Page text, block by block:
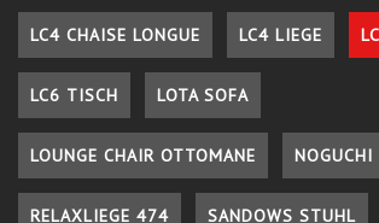
LC4 CHAISE LONGUE LC4 LIEGE
LC6 TISCH LOTA SOFA
LOUNGE CHAIR OTTOMANE NOGUCHI
RELAXLIEGE 474 SANDOWS STUHL